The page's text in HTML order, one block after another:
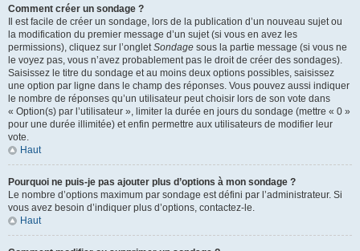
Comment créer un sondage ?
Il est facile de créer un sondage, lors de la publication d’un nouveau sujet ou
la modification du premier message d’un sujet (si vous en avez les
permissions), cliquez sur l’ongletSondage sous la partie message (si vous ne
le voyez pas, vous n’avez probablement pas le droit de créer des sondages).
Saisissez le titre du sondage et au moins deux options possibles, saisissez
une option par ligne dans le champ des réponses. Vous pouvez aussi indiquer
le nombre de réponses qu’un utilisateur peut choisir lors de son vote dans
« Option(s) par l’utilisateur », limiter la durée en jours du sondage (mettre « 0 »
pour une durée illimitée) et enfin permettre aux utilisateurs de modifier leur
vote.
Haut
Pourquoi ne puis-je pas ajouter plus d’options à mon sondage ?
Le nombre d’options maximum par sondage est défini par l’administrateur. Si
vous avez besoin d’indiquer plus d’options, contactez-le.
Haut